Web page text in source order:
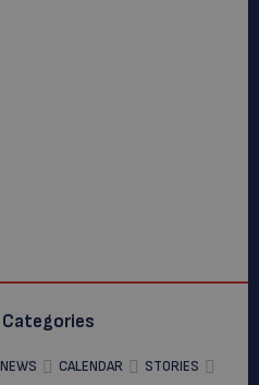
Categories
CALENDAR
STORIES